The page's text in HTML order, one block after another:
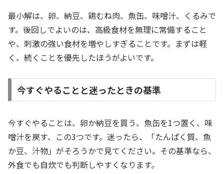
最小解は、卵、納豆、鶏むね肉、魚缶、味噌汁、くるみで
す。後回しでよいのは、高級食材を無理に常備すること
や、刺激の強い食材を増やしすぎることです。まずは軽
く、続くことを優先したほうがよいです。
今すぐやることと迷ったときの基準
今すぐやることは、卵か納豆を買う、魚缶を1つ置く、味
噌汁を戻す、この3つです。迷ったら、「たんぱく質、魚
か豆、汁物」がそろうかで見てください。その基準なら、
外食でも自炊でも判断しやすくなります。